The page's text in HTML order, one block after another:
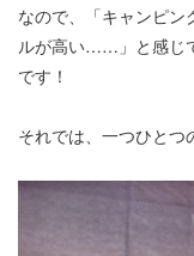
なので、「キャンピン
ルが高い……」と感じ
です！
それでは、一つひとつ